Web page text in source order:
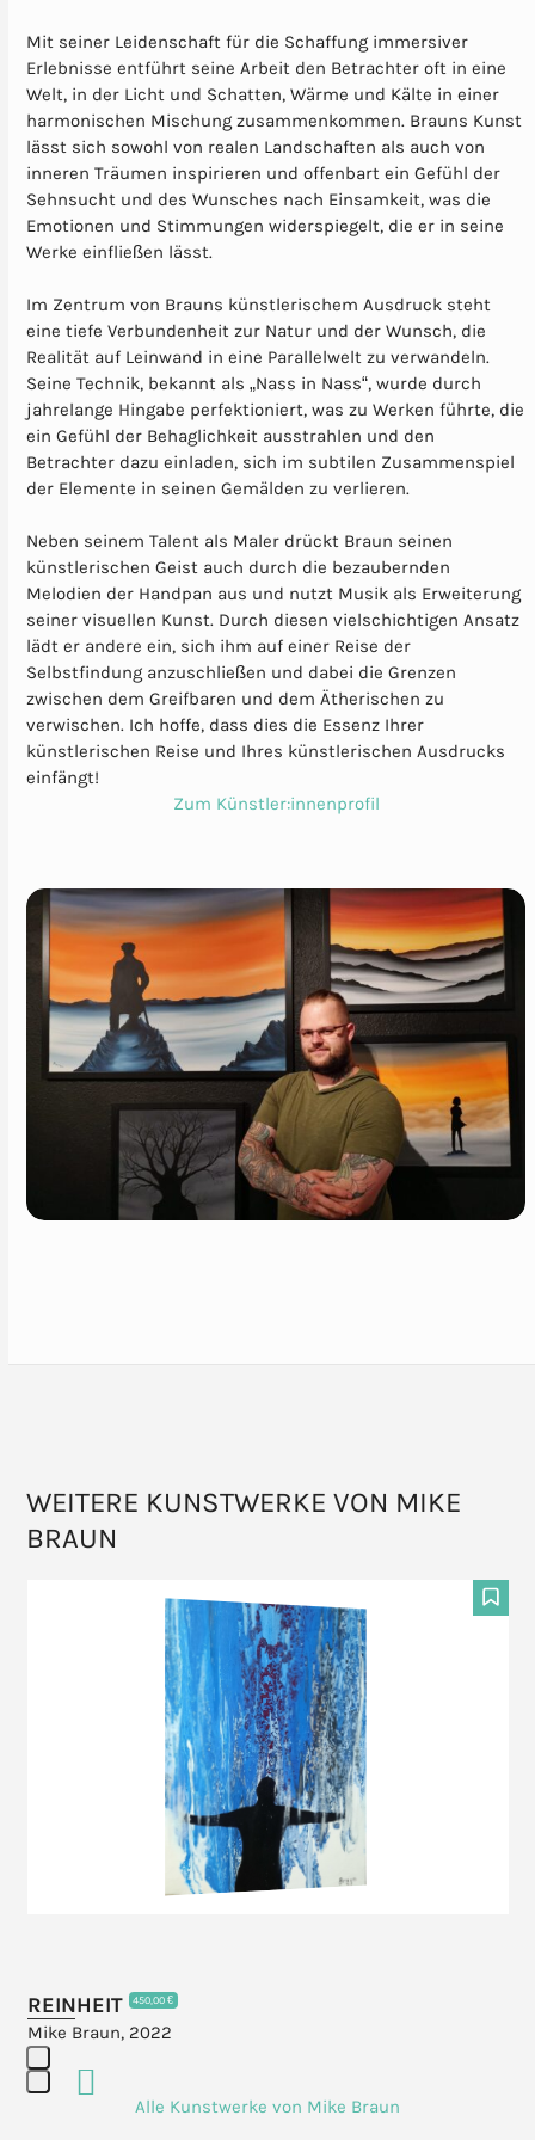
Mit seiner Leidenschaft für die Schaffung immersiver
Erlebnisse entführt seine Arbeit den Betrachter oft in eine
Welt, in der Licht und Schatten, Wärme und Kälte in einer
harmonischen Mischung zusammenkommen. Brauns Kunst
lässt sich sowohl von realen Landschaften als auch von
inneren Träumen inspirieren und offenbart ein Gefühl der
Sehnsucht und des Wunsches nach Einsamkeit, was die
Emotionen und Stimmungen widerspiegelt, die er in seine
Werke einfließen lässt.
Im Zentrum von Brauns künstlerischem Ausdruck steht
eine tiefe Verbundenheit zur Natur und der Wunsch, die
Realität auf Leinwand in eine Parallelwelt zu verwandeln.
Seine Technik, bekannt als „Nass in Nass“, wurde durch
jahrelange Hingabe perfektioniert, was zu Werken führte, die
ein Gefühl der Behaglichkeit ausstrahlen und den
Betrachter dazu einladen, sich im subtilen Zusammenspiel
der Elemente in seinen Gemälden zu verlieren.
Neben seinem Talent als Maler drückt Braun seinen
künstlerischen Geist auch durch die bezaubernden
Melodien der Handpan aus und nutzt Musik als Erweiterung
seiner visuellen Kunst. Durch diesen vielschichtigen Ansatz
lädt er andere ein, sich ihm auf einer Reise der
Selbstfindung anzuschließen und dabei die Grenzen
zwischen dem Greifbaren und dem Ätherischen zu
verwischen. Ich hoffe, dass dies die Essenz Ihrer
künstlerischen Reise und Ihres künstlerischen Ausdrucks
einfängt!
Zum Künstler:innenprofil
WEITERE KUNSTWERKE VON MIKE
BRAUN
F
REINHEIT 450,00 €
Mike Braun, 2022
Alle Kunstwerke von Mike Braun